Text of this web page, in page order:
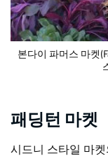
본다이 파머스 마켓
패딩턴 마켓
시드니 스타일 마